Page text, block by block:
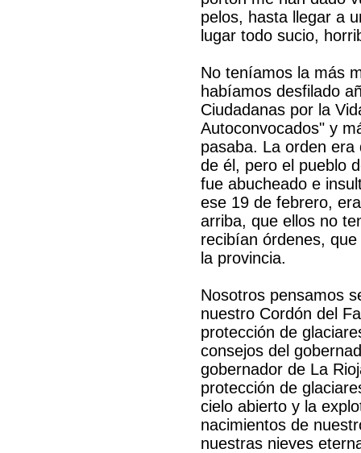
pelos, hasta llegar a
lugar todo sucio,
No teníamos la más
habíamos desfilado
Ciudadanas por la
Autoconvocados" y
pasaba. La orden
de él, pero el pueblo
fue abucheado e
ese 19 de febrero,
arriba, que ellos no
recibían órdenes,
la provincia.
Nosotros pensamos
nuestro Cordón del
protección de
consejos del
gobernador de La
protección de
cielo abierto y la
nacimientos de
nuestras nieves